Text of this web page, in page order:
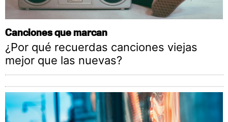
Canciones que marcan
¿Por qué recuerdas canciones viejas
mejor que las nuevas?